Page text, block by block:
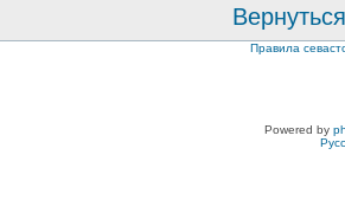
Правила
Powered by